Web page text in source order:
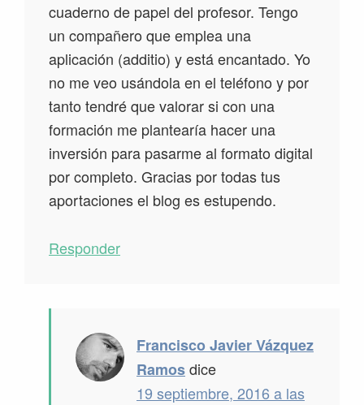
cuaderno de papel del profesor. Tengo
un compañero que emplea una
aplicación (additio) y está encantado. Yo
no me veo usándola en el teléfono y por
tanto tendré que valorar si con una
formación me plantearía hacer una
inversión para pasarme al formato digital
por completo. Gracias por todas tus
aportaciones el blog es estupendo.
Responder
Francisco Javier Vázquez
Ramosdice
19 septiembre, 2016 a las